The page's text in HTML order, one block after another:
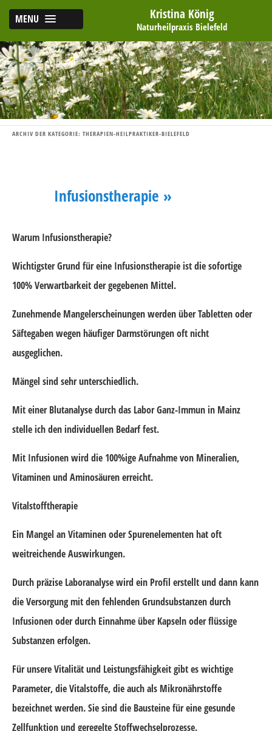
Kristina König
Naturheilpraxis Bielefeld
MENU
ARCHIV DER KATEGORIE: THERAPIEN-HEILPRAKTIKER-BIELEFELD
Infusionstherapie »
Warum Infusionstherapie?
Wichtigster Grund für eine Infusionstherapie ist die sofortige
100% Verwartbarkeit der gegebenen Mittel.
Zunehmende Mangelerscheinungen werden über Tabletten oder
Säftegaben wegen häufiger Darmstörungen oft nicht
ausgeglichen.
Mängel sind sehr unterschiedlich.
Mit einer Blutanalyse durch das Labor Ganz-Immun in Mainz
stelle ich den individuellen Bedarf fest.
Mit Infusionen wird die 100%ige Aufnahme von Mineralien,
Vitaminen und Aminosäuren erreicht.
Vitalstofftherapie
Ein Mangel an Vitaminen oder Spurenelementen hat oft
weitreichende Auswirkungen.
Durch präzise Laboranalyse wird ein Profil erstellt und dann kann
die Versorgung mit den fehlenden Grundsubstanzen durch
Infusionen oder durch Einnahme über Kapseln oder flüssige
Substanzen erfolgen.
Für unsere Vitalität und Leistungsfähigkeit gibt es wichtige
Parameter, die Vitalstoffe, die auch als Mikronährstoffe
bezeichnet werden. Sie sind die Bausteine für eine gesunde
Zellfunktion und geregelte Stoffwechselprozesse.